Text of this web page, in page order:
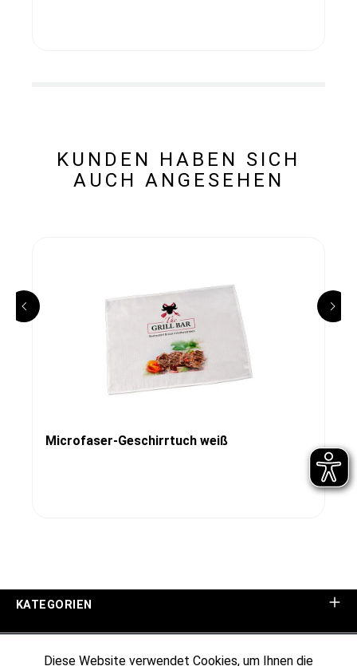
KUNDEN HABEN SICH
AUCH ANGESEHEN
Microfaser-Geschirrtuch weiß
KATEGORIEN
Diese Website verwendet Cookies, um Ihnen die